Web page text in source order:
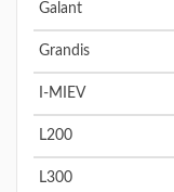
Galant
Grandis
I-MIEV
L200
L300